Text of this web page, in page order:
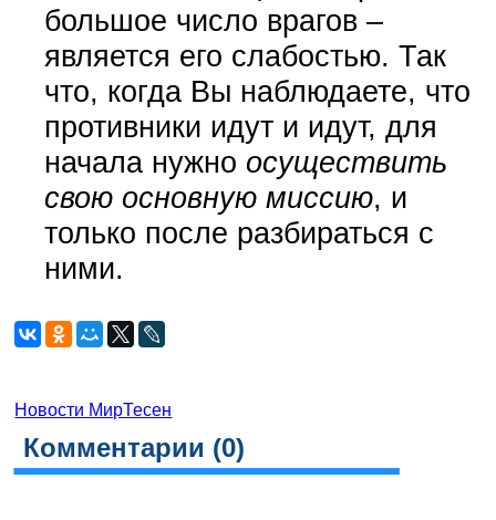
большое число врагов –
является его слабостью. Так
что, когда Вы наблюдаете, что
противники идут и идут, для
начала нужно осуществить
свою основную миссию, и
только после разбираться с
ними.
Новости МирТесен
Комментарии (0)